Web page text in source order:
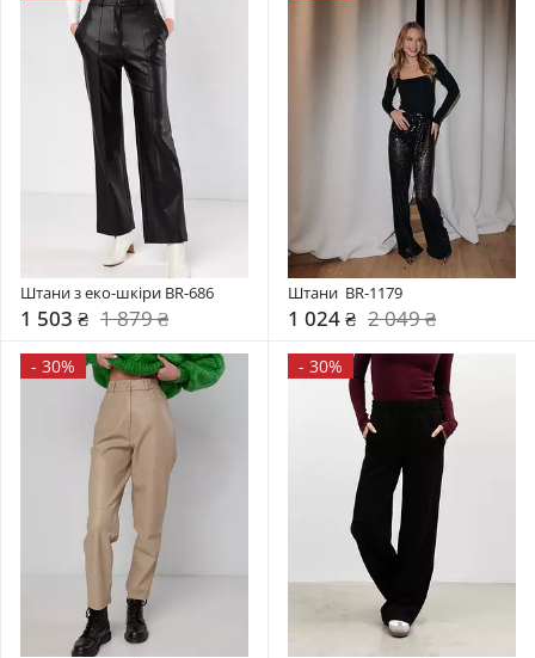
Штани з еко-шкіри BR-686
1 503 ₴ 1 879 ₴
Штани  BR-1179
1 024 ₴ 2 049 ₴
- 30% - 30%